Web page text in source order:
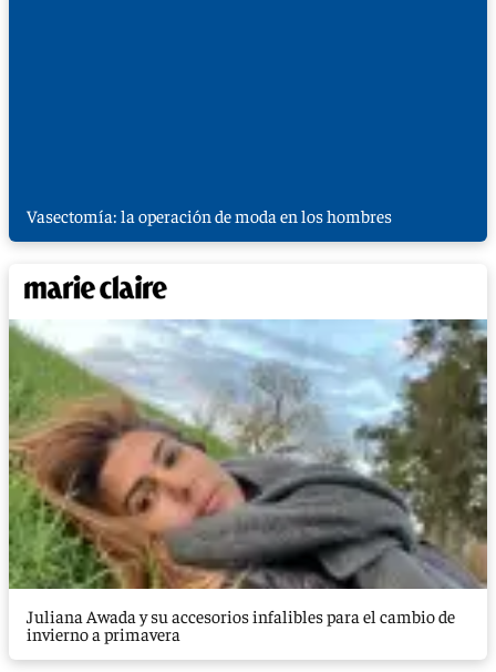
Vasectomía: la operación de moda en los hombres
Juliana Awada y su accesorios infalibles para el cambio de
invierno a primavera